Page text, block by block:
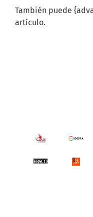
También puede
artículo.